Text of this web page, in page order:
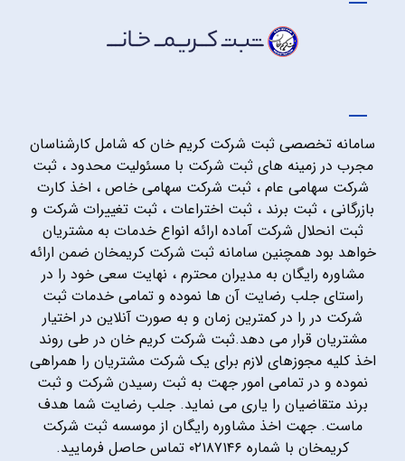
سامانه تخصصی ثبت شرکت کریم خان که شامل کارشناسان
مجرب در زمینه های ثبت شرکت با مسئولیت محدود ، ثبت
شرکت سهامی عام ، ثبت شرکت سهامی خاص ، اخذ کارت
بازرگانی ، ثبت برند ، ثبت اختراعات ، ثبت تغییرات شرکت و
ثبت انحلال شرکت آماده ارائه انواع خدمات به مشتریان
خواهد بود همچنین سامانه ثبت شرکت کریمخان ضمن ارائه
مشاوره رایگان به مدیران محترم ، نهایت سعی خود را در
راستای جلب رضایت آن ها نموده و تمامی خدمات ثبت
شرکت در را در کمترین زمان و به صورت آنلاین در اختیار
مشتریان قرار می دهد.ثبت شرکت کریم خان در طی روند
اخذ کلیه مجوزهای لازم برای یک شرکت مشتریان را همراهی
نموده و در تمامی امور جهت به ثبت رسیدن شرکت و ثبت
برند متقاضیان را یاری می نماید. جلب رضایت شما هدف
ماست. جهت اخذ مشاوره رایگان از موسسه ثبت شرکت
کریمخان با شماره ۰۲۱۸۷۱۴۶ تماس حاصل فرمایید.